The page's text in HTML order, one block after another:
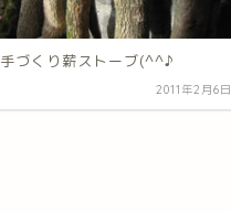
手づくり薪ストーブ(^^♪
2011年2月6日